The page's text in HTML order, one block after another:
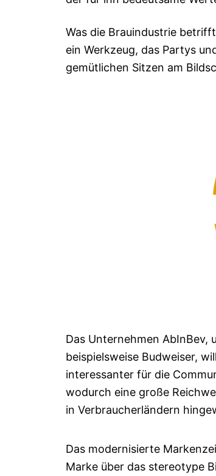
Was die Brauindustrie
ein Werkzeug, das Partys
gemütlichen Sitzen am
Das Unternehmen AbInBev,
beispielsweise Budweiser,
interessanter für die
wodurch eine große
in Verbraucherländern
Das modernisierte
Marke über das stereotype